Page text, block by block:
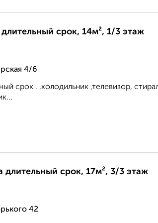
срок, 14м², 1/3 этаж
4/6
срок . ,холодильник ,телевизор,
длительный срок, 17м², 3/3 этаж
42